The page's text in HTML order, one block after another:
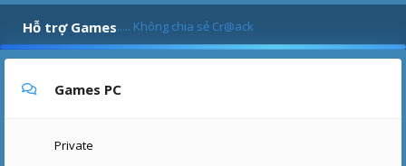
Hỗ trợ Games..... Không chia sẻ Cr@ack
Games PC
Private